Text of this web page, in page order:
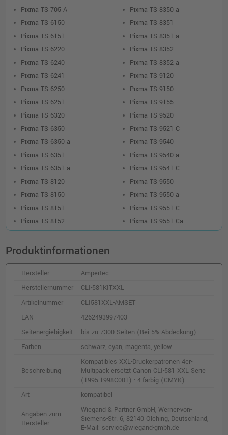
Pixma TS 705 A
Pixma TS 6150
Pixma TS 6151
Pixma TS 6220
Pixma TS 6240
Pixma TS 6241
Pixma TS 6250
Pixma TS 6251
Pixma TS 6320
Pixma TS 6350
Pixma TS 6350 a
Pixma TS 6351
Pixma TS 6351 a
Pixma TS 8120
Pixma TS 8150
Pixma TS 8151
Pixma TS 8152
Pixma TS 8350 a
Pixma TS 8351
Pixma TS 8351 a
Pixma TS 8352
Pixma TS 8352 a
Pixma TS 9120
Pixma TS 9150
Pixma TS 9155
Pixma TS 9520
Pixma TS 9521 C
Pixma TS 9540
Pixma TS 9540 a
Pixma TS 9541 C
Pixma TS 9550
Pixma TS 9550 a
Pixma TS 9551 C
Pixma TS 9551 Ca
Produktinformationen
Hersteller
Ampertec
Herstellernummer
CLI-581KITXXL
Artikelnummer
CLI581XXL-AMSET
EAN
4262493997403
Seitenergiebigkeit
bis zu 7300 Seiten (Bei 5% Abdeckung)
Farben
schwarz, cyan, magenta, yellow
Beschreibung
Kompatibles XXL-Druckerpatronen 4er-
Multipack ersetzt Canon CLI-581 XXL Serie
(1995-1998C001) · 4-farbig (CMYK)
Art
kompatibel
Angaben zum
Hersteller
Wiegand & Partner GmbH, Werner-von-
Siemens-Str. 6, 82140 Olching, Deutschland,
E-Mail: service@wiegand-gmbh.de